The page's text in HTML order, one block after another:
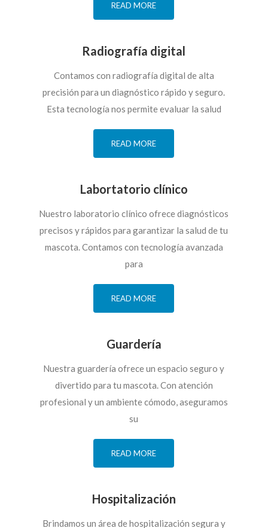
READ MORE
Radiografía digital
Contamos con radiografía digital de alta
precisión para un diagnóstico rápido y seguro.
Esta tecnología nos permite evaluar la salud
READ MORE
Labortatorio clínico
Nuestro laboratorio clínico ofrece diagnósticos
precisos y rápidos para garantizar la salud de tu
mascota. Contamos con tecnología avanzada
para
READ MORE
Guardería
Nuestra guardería ofrece un espacio seguro y
divertido para tu mascota. Con atención
profesional y un ambiente cómodo, aseguramos
su
READ MORE
Hospitalización
Brindamos un área de hospitalización segura y